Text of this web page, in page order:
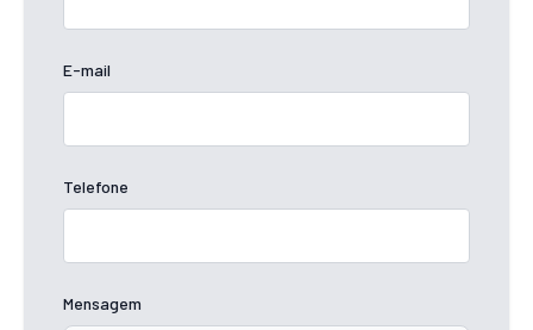
E-mail
Telefone
Mensagem